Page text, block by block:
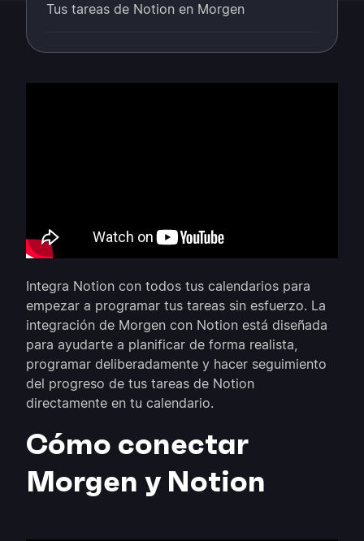
Integra Notion con todos tus calendarios para
empezar a programar tus tareas sin esfuerzo. La
integración de Morgen con Notion está diseñada
para ayudarte a planificar de forma realista,
programar deliberadamente y hacer seguimiento
del progreso de tus tareas de Notion
directamente en tu calendario.
Cómo conectar
Morgen y Notion
Tus tareas de Notion en Morgen